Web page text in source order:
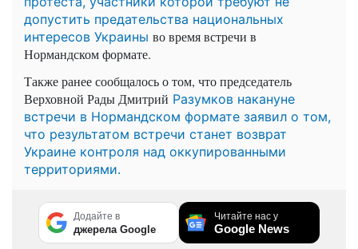
допустить предательства национальных
интересов Украины во время встречи в
Нормандском формате.
Также ранее сообщалось о том, что председатель
Верховной Рады Дмитрий Разумков накануне
встречи в Нормандском формате заявил о том,
что результатом встречи станет возврат
Украине контроля над оккупированными
территориями.
Додайте в
джерела Google
Читайте нас у
Google News